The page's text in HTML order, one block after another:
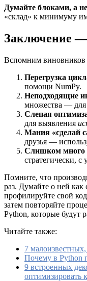
Думайте блоками, а
«склад» к минимуму
Заключение —
Вспомним виновников
Перегрузка
помощи NumPy.
Неподходящие
множества —
Слепая
для выявления
Мания «сделай
друзья —
Слишком много
стратегически, с
Помните, что
раз. Думайте о ней как
профилируйте свой
затем повторяйте
Python, которые будут
Читайте также:
7
Почему в Python
9 встроенных
оптимизировать